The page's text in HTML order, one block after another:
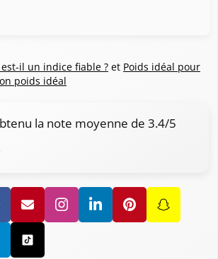
est-il un indice fiable ? et Poids idéal pour
poids idéal
la note moyenne de 3.4/5